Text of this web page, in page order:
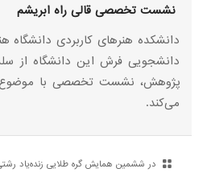
نشست تخصصی قالی راه ابریشم
دانشکده هنرهای کاربردی دانشگاه
دانشجویی فرش این دانشگاه از
پژوهش، نشست تخصصی با موضوع
می‌کند.
در ششمین همایش گره طلایی زنده‌یاد